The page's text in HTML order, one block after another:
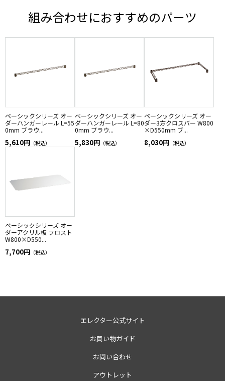
組み合わせにおすすめのパーツ
ベーシックシリーズ オー
ダーハンガーレール L=55
0mm ブラウ...
5,610円 （税込）
ベーシックシリーズ オー
ダーハンガーレール L=80
0mm ブラウ...
5,830円 （税込）
ベーシックシリーズ オー
ダー3方クロスバー W800
×D550mm ブ...
8,030円 （税込）
ベーシックシリーズ オー
ダーアクリル板 フロスト
W800×D550...
7,700円 （税込）
エレクター公式サイト
お買い物ガイド
お問い合わせ
アウトレット